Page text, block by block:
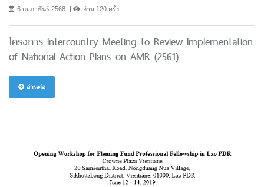
6 กุมภาพันธ์ 2568 อ่าน 120 ครั้ง
โครงการ Intercountry Meeting to Review Implementation
of National Action Plans on AMR (2561)
อ่านต่อ